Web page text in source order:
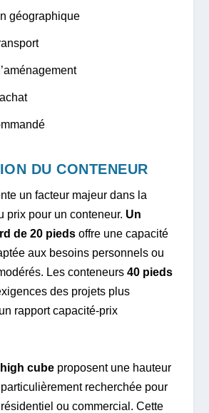
géographique
DU CONTENEUR
un facteur majeur dans la
prix pour un conteneur. Un
de 20 pieds offre une capacité
aux besoins personnels ou
Les conteneurs40 pieds
des projets plus
rapport capacité-prix
high cube proposent une hauteur
recherchée pour
résidentiel ou commercial. Cette